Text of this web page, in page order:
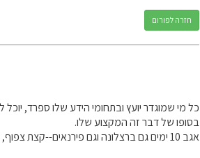
חזרה לפורום
כל מי שמוגדר יועץ ובתחומי הידע שלו ספרד,
בסופו של דבר זה המקצוע שלו.
אגב 10 ימים גם ברצלונה וגם פירנאים--קצת צפוף, לא בלתי אפשרי- אבל יצטרכו להיות ויתורים (אפילו כואבים).